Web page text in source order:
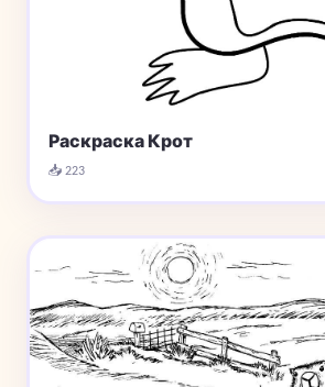
Раскраска Крот
📥 223